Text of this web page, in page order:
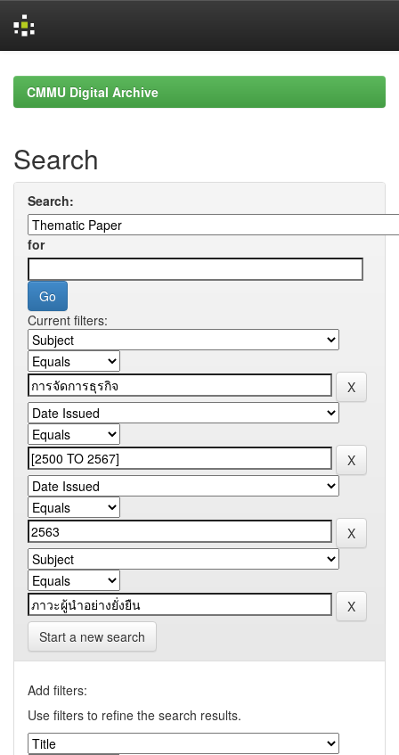
navigationCMMU Digital Archive
Search
Search:
for
Current filters:
Start a new search
Add filters:
Use filters to refine the search results.